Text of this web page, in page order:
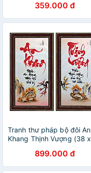
359.000 đ
Tranh thư pháp bộ đôi An
Khang Thịnh Vượng (38 x
899.000 đ